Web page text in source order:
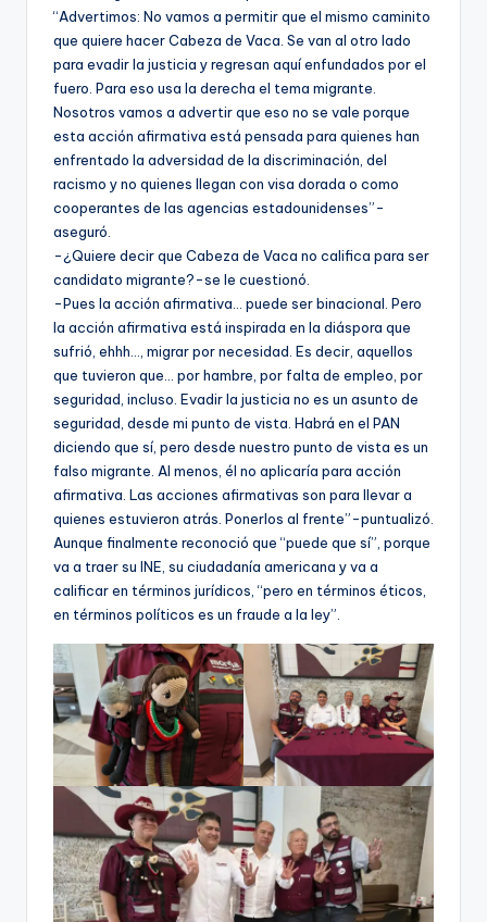
“Advertimos: No vamos a permitir que el mismo caminito
que quiere hacer Cabeza de Vaca. Se van al otro lado
para evadir la justicia y regresan aquí enfundados por el
fuero. Para eso usa la derecha el tema migrante.
Nosotros vamos a advertir que eso no se vale porque
esta acción afirmativa está pensada para quienes han
enfrentado la adversidad de la discriminación, del
racismo y no quienes llegan con visa dorada o como
cooperantes de las agencias estadounidenses”-
aseguró.
-¿Quiere decir que Cabeza de Vaca no califica para ser
candidato migrante?-se le cuestionó.
-Pues la acción afirmativa… puede ser binacional. Pero
la acción afirmativa está inspirada en la diáspora que
sufrió, ehhh…, migrar por necesidad. Es decir, aquellos
que tuvieron que… por hambre, por falta de empleo, por
seguridad, incluso. Evadir la justicia no es un asunto de
seguridad, desde mi punto de vista. Habrá en el PAN
diciendo que sí, pero desde nuestro punto de vista es un
falso migrante. Al menos, él no aplicaría para acción
afirmativa. Las acciones afirmativas son para llevar a
quienes estuvieron atrás. Ponerlos al frente”-puntualizó.
Aunque finalmente reconoció que “puede que sí”, porque
va a traer su INE, su ciudadanía americana y va a
calificar en términos jurídicos, “pero en términos éticos,
en términos políticos es un fraude a la ley”.